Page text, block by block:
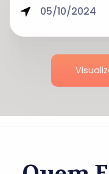
05/10/2024